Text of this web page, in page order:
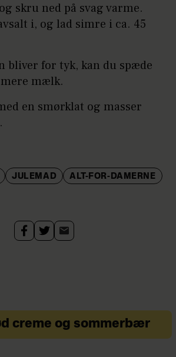
skru ned på svag varme.
i, og lad simre i ca. 45
bliver for tyk, kan du spæde
mælk.
en smørklat og masser
JULEMAD ALT-FOR-DAMERNE
creme og sommerbær